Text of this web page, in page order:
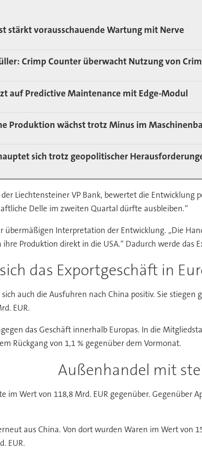
stärkt vorausschauende Wartung mit Nerve
Crimp Counter überwacht Nutzung von
auf Predictive Maintenance mit Edge-Modul
Produktion wächst trotz Minus im
sich trotz geopolitischer
Liechtensteiner VP Bank, bewertet die
Delle im zweiten Quartal dürfte ausbleiben.“
übermäßigen Interpretation der Entwicklung. „Die
Produktion direkt in die USA.“ Dadurch werde
das Exportgeschäft in
auch die Ausfuhren nach China positiv. Sie
EUR.
das Geschäft innerhalb Europas. In die
Rückgang von 1,1 % gegenüber dem Vormonat.
Außenhandel mit
im Wert von 118,8 Mrd. EUR gegenüber. Gegenüber
aus China. Von dort wurden Waren im Wert von
EUR.